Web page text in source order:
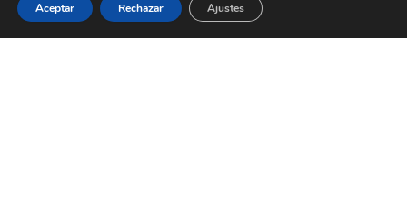
Nº personas
Aceptar Rechazar Ajustes